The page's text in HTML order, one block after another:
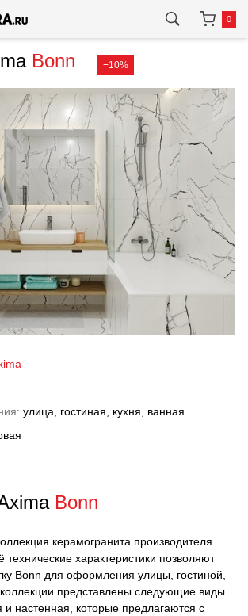
0
Bonn −10%
улица, гостиная, кухня, ванная
Bonn
керамогранита производителя
характеристики позволяют
Bonn для оформления улицы, гостиной,
представлены следующие виды
и настенная, которые предлагаются с